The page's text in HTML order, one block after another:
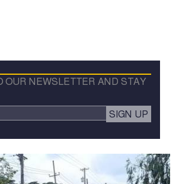
OUR NEWSLETTER AND STAY